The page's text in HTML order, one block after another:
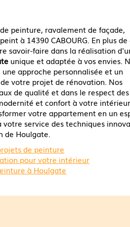
peinture, ravalement de façade,
à 14390 CABOURG. En plus de
savoir-faire dans la réalisation
unique et adaptée à vos envies.
approche personnalisée et un
votre projet de rénovation. Nos
de qualité et dans le respect des
et confort à votre
votre appartement en un
service des techniques
de Houlgate.
de peinture
pour votre intérieur
à Houlgate